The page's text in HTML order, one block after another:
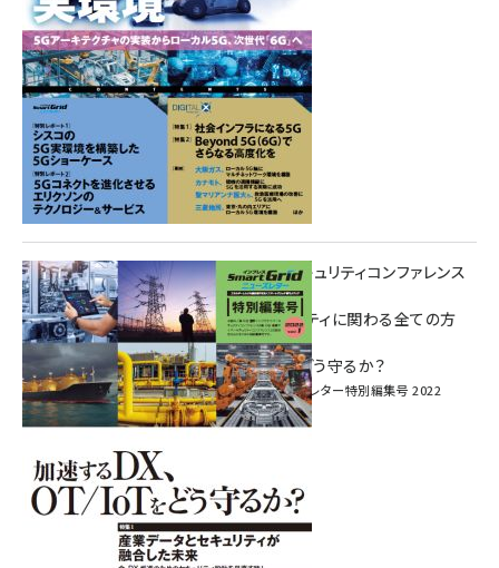
重要インフラサイバーセキュリティコンファレンス
特別電子版！
― 産業サイバーセキュリティに関わる全ての方
へ！ ―
加速するDX、OT/IoTをどう守るか？
インプレス SmartGridニューズレター特別編集号 2022
Vol.1